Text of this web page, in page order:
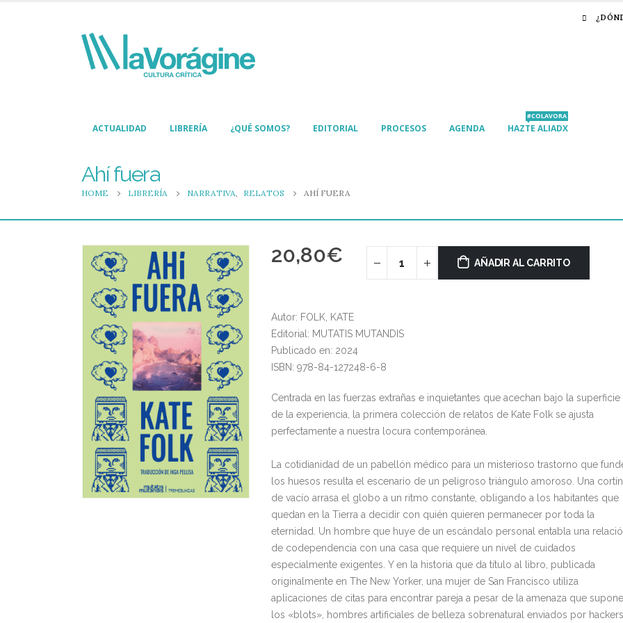
ACTUALIDAD LIBRERÍA ¿QUÉ SOMOS? EDITORIAL PROCESOS AGENDA HAZTE ALIADX
#COLAVORA
Ahí fuera
HOME LIBRERÍA NARRATIVA, RELATOS AHÍ FUERA
20,80€ AÑADIR AL CARRITO
Autor: FOLK, KATE
Editorial: MUTATIS MUTANDIS
Publicado en: 2024
ISBN: 978-84-127248-6-8
Centrada en las fuerzas extrañas e inquietantes que acechan bajo la superficie
de la experiencia, la primera colección de relatos de Kate Folk se ajusta
perfectamente a nuestra locura contemporánea.
La cotidianidad de un pabellón médico para un misterioso trastorno que
los huesos resulta el escenario de un peligroso triángulo amoroso. Una
de vacío arrasa el globo a un ritmo constante, obligando a los habitantes que
quedan en la Tierra a decidir con quién quieren permanecer por toda la
eternidad. Un hombre que huye de un escándalo personal entabla una
de codependencia con una casa que requiere un nivel de cuidados
especialmente exigentes. Y en la historia que da título al libro, publicada
originalmente en The New Yorker, una mujer de San Francisco utiliza
aplicaciones de citas para encontrar pareja a pesar de la amenaza que
los «blots», hombres artificiales de belleza sobrenatural enviados por hackers